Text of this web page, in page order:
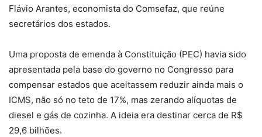
Flávio Arantes, economista do Comsefaz, que reúne
secretários dos estados.
Uma proposta de emenda à Constituição (PEC) havia sido
apresentada pela base do governo no Congresso para
compensar estados que aceitassem reduzir ainda mais o
ICMS, não só no teto de 17%, mas zerando alíquotas de
diesel e gás de cozinha. A ideia era destinar cerca de R$
29,6 bilhões.